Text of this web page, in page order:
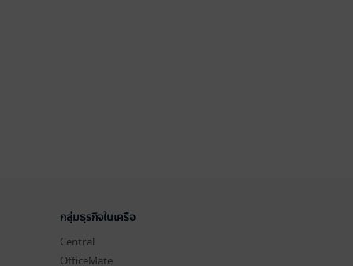
กลุ่มธุรกิจในเครือ
Central
OfficeMate